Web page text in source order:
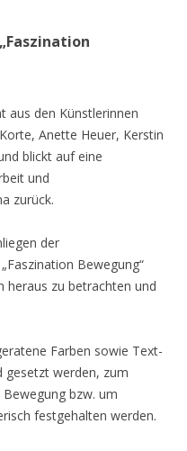
aus den Künstlerinnen
Anette Heuer, Kerstin
blickt auf eine
und
zurück.
der
Bewegung“
heraus zu betrachten und
Farben sowie Text-
gesetzt werden, zum
bzw. um
festgehalten werden.